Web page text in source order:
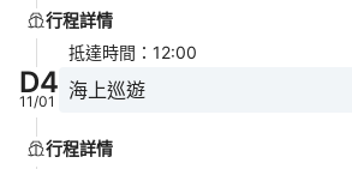
行程詳情
抵達時間 ： 12:00
D4
11/01 海上巡遊
行程詳情